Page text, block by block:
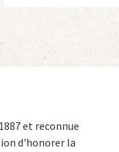
et reconnue
d'honorer la